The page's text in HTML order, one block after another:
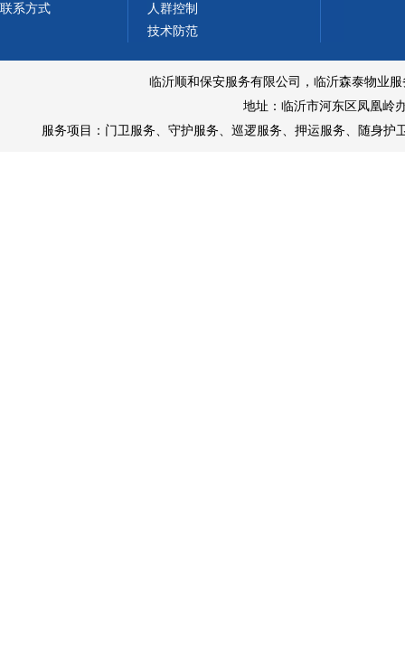
联系方式
人群控制
技术防范
临沂顺和保安服务有限公司，临沂森泰物业
地址：临沂市河东区凤凰岭
服务项目： 门卫服务 守护服务 巡逻服务 押运服务 随身护